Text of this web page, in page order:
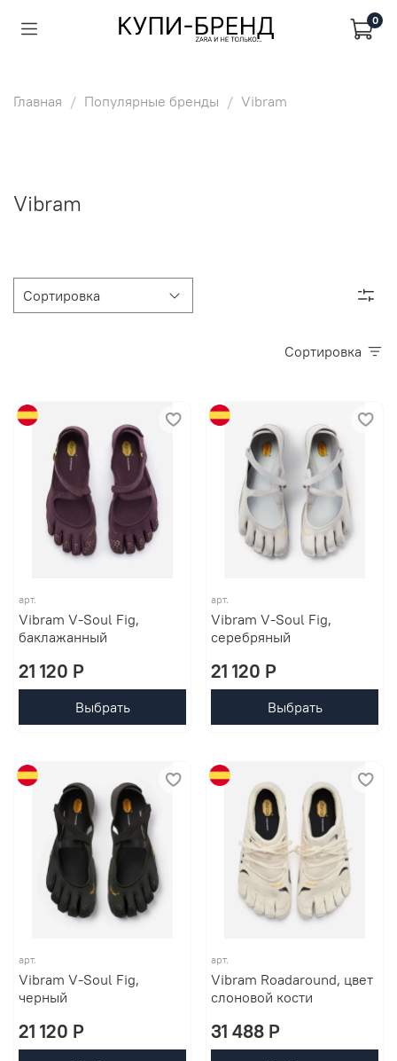
0
Главная Популярные бренды Vibram
Vibram
Сортировка
арт.
Vibram V-Soul Fig,
баклажанный
21 120 P
Выбрать
арт.
Vibram V-Soul Fig,
серебряный
21 120 P
Выбрать
арт.
Vibram V-Soul Fig,
черный
21 120 P
арт.
Vibram Roadaround, цвет
слоновой кости
31 488 P